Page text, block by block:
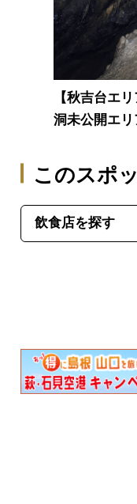
【秋吉台エ
洞未公開エ
このスポ
飲食店を探す